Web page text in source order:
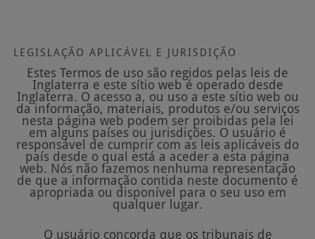
LEGISLAÇÃO APLICÁVEL E JURISDIÇÃO
Estes Termos de uso são regidos pelas leis de
Inglaterra e este sítio web é operado desde
Inglaterra. O acesso a, ou uso a este sítio web ou
da informação, materiais, produtos e/ou serviços
nesta página web podem ser proibidas pela lei
em alguns países ou jurisdições. O usuário é
responsável de cumprir com as leis aplicáveis do
país desde o qual está a aceder a esta página
web. Nós não fazemos nenhuma representação
de que a informação contida neste documento é
apropriada ou disponível para o seu uso em
qualquer lugar.
O usuário concorda que os tribunais de